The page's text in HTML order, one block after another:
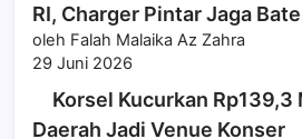
RI, Charger Pintar Jaga
oleh Falah Malaika Az Zahra
29 Juni 2026
Korsel Kucurkan Rp139,3
Daerah Jadi Venue Konser